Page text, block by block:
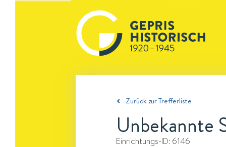
Zurück zur Trefferliste
Unbekannte
Einrichtungs-ID: 6146